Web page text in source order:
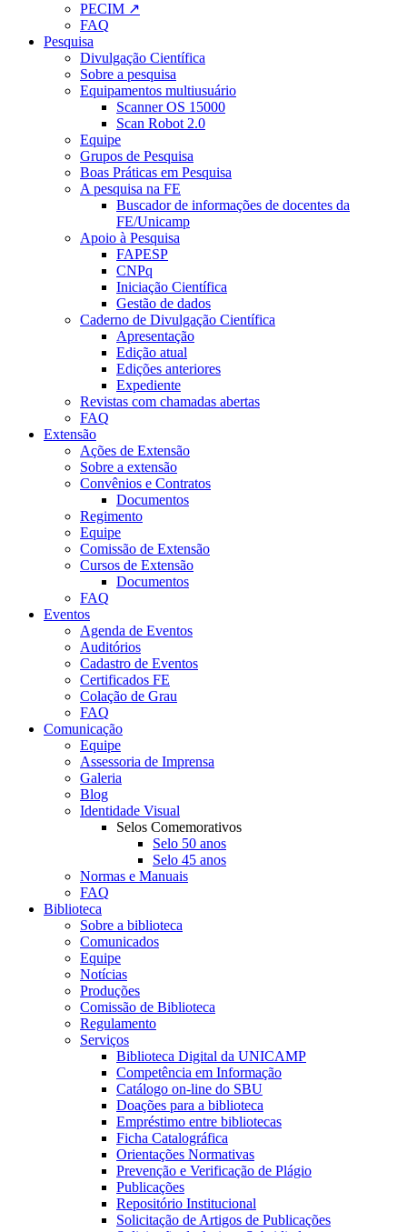
PECIM ↗
FAQ
Pesquisa
Divulgação Científica
Sobre a pesquisa
Equipamentos multiusuário
Scanner OS 15000
Scan Robot 2.0
Equipe
Grupos de Pesquisa
Boas Práticas em Pesquisa
A pesquisa na FE
Buscador de informações de docentes da
FE/Unicamp
Apoio à Pesquisa
FAPESP
CNPq
Iniciação Científica
Gestão de dados
Caderno de Divulgação Científica
Apresentação
Edição atual
Edições anteriores
Expediente
Revistas com chamadas abertas
FAQ
Extensão
Ações de Extensão
Sobre a extensão
Convênios e Contratos
Documentos
Regimento
Equipe
Comissão de Extensão
Cursos de Extensão
Documentos
FAQ
Eventos
Agenda de Eventos
Auditórios
Cadastro de Eventos
Certificados FE
Colação de Grau
FAQ
Comunicação
Equipe
Assessoria de Imprensa
Galeria
Blog
Identidade Visual
Selos Comemorativos
Selo 50 anos
Selo 45 anos
Normas e Manuais
FAQ
Biblioteca
Sobre a biblioteca
Comunicados
Equipe
Notícias
Produções
Comissão de Biblioteca
Regulamento
Serviços
Biblioteca Digital da UNICAMP
Competência em Informação
Catálogo on-line do SBU
Doações para a biblioteca
Empréstimo entre bibliotecas
Ficha Catalográfica
Orientações Normativas
Prevenção e Verificação de Plágio
Publicações
Repositório Institucional
Solicitação de Artigos de Publicações